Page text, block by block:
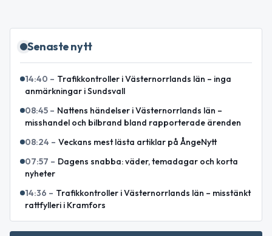
Senaste nytt
14:40 – Trafikkontroller i Västernorrlands län – inga
anmärkningar i Sundsvall
08:45 – Nattens händelser i Västernorrlands län –
misshandel och bilbrand bland rapporterade ärenden
08:24 – Veckans mest lästa artiklar på ÅngeNytt
07:57 – Dagens snabba: väder, temadagar och korta
nyheter
14:36 – Trafikkontroller i Västernorrlands län – misstänkt
rattfylleri i Kramfors